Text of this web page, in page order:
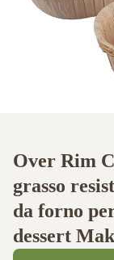
Over Rim
grasso
da forno
dessert